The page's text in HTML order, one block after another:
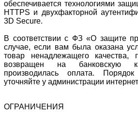
обеспечивается технологиями
HTTPS и двухфакторной
3D Secure.
В соответствии с ФЗ «О защите
случае, если вам была оказана
товар ненадлежащего качества,
возвращен на банковскую
производилась оплата.
уточняйте у администрации
ОГРАНИЧЕНИЯ